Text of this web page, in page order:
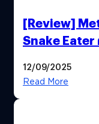
[Review]
Snake Eater
12/09/2025
Read More